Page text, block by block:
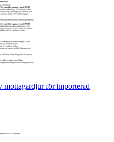
mottagardjur för importerad